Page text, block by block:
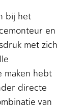
bij het
en
met zich
maken hebt
directe
van